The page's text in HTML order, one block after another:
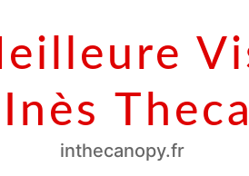
inthecanopy.fr